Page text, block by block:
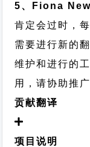
5、Fiona
肯定会过时，
需要进行新的
维护和进行的
用，请协助推广
贡献翻译
项目说明